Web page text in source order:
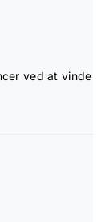
ved at vinde